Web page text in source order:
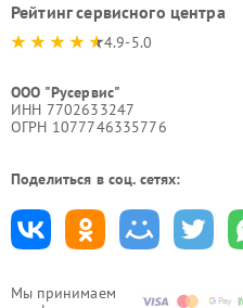
Мы принимаем
Рейтинг сервисного центра
4.9-5.0
ООО "Русервис"
ИНН 7702633247
ОГРН 1077746335776
Поделиться в соц. сетях: